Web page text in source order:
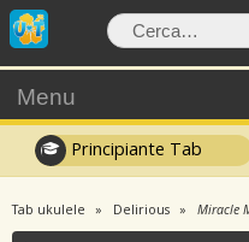
Menu
Principiante Tab
Tab ukulele Delirious Miracle